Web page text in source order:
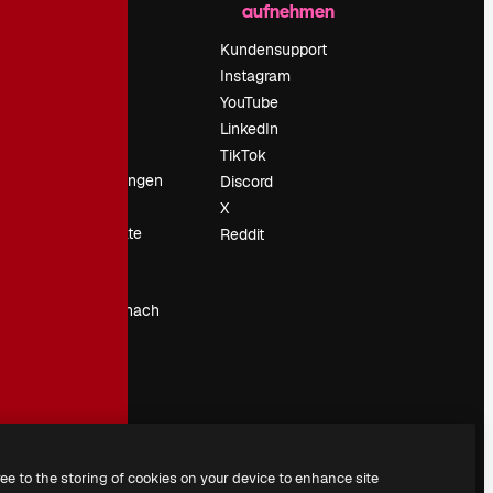
Veranstaltungen
Deine Inhalte
Suchst du nach
aufnehmen
Kundensupport
Instagram
YouTube
LinkedIn
TikTok
Discord
X
Reddit
to the storing of cookies on your device to enhance site